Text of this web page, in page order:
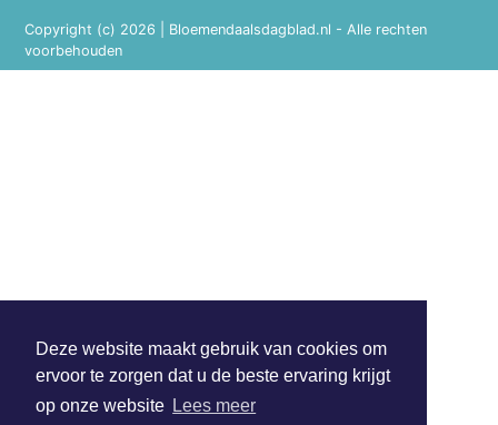
Deze website maakt gebruik van cookies om
ervoor te zorgen dat u de beste ervaring krijgt
op onze website Lees meer
Copyright (c) 2026 | Bloemendaalsdagblad.nl - Alle rechten
voorbehouden